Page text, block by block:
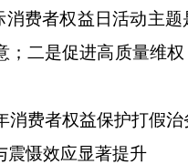
消费者权益日活动主题
； 二是促进高质量维
消费者权益保护打假
震慑效应显著提升